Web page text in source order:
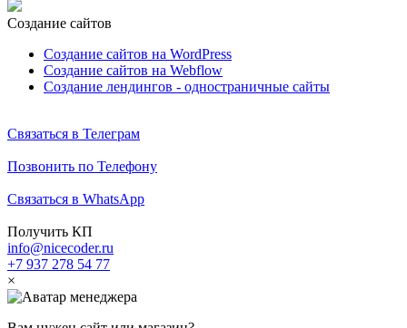
Создание сайтов
Создание сайтов на WordPress
Создание сайтов на Webflow
Создание лендингов - одностраничные сайты
Связаться в Телеграм
Позвонить по Телефону
Связаться в WhatsApp
Получить КП
info@nicecoder.ru
+7 937 278 54 77
×